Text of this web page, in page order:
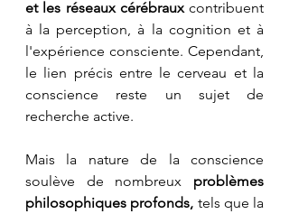
et les réseaux cérébraux contribuent
à la perception, à la cognition et à
l'expérience consciente. Cependant,
le lien précis entre le cerveau et la
conscience reste un sujet de
recherche active.
Mais la nature de la conscience
soulève de nombreux problèmes
philosophiques profonds, tels que la